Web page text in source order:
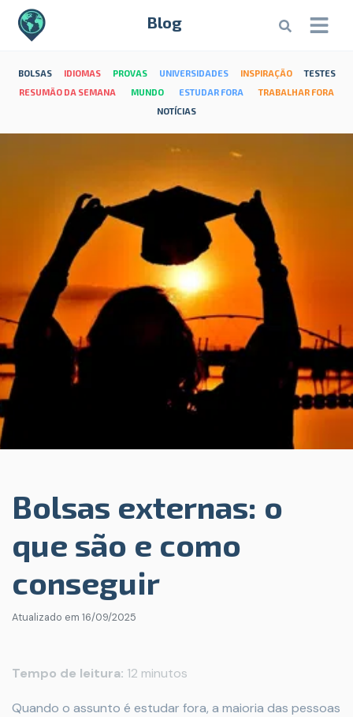
Blog
BOLSAS IDIOMAS PROVAS UNIVERSIDADES INSPIRAÇÃO
TESTES
RESUMÃO DA SEMANA
MUNDO ESTUDAR FORA
TRABALHAR FORA
NOTÍCIAS
Bolsas externas: o
que são e como
conseguir
Atualizado em 16/09/2025
Tempo de leitura: 12 minutos
Quando o assunto é estudar fora, a maioria das pessoas